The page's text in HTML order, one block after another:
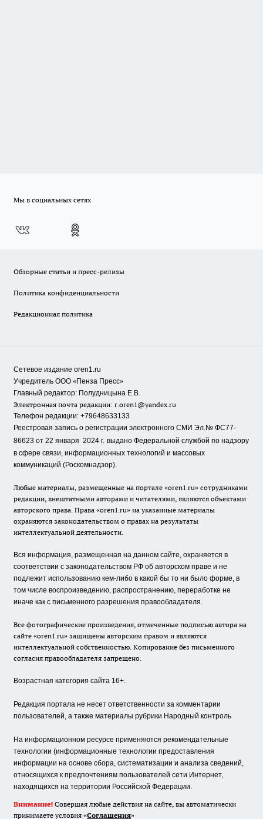
Мы в социальных сетях
Обзорные статьи и пресс-релизы
Политика конфиденциальности
Редакционная политика
Сетевое издание oren1.ru
Учредитель ООО «Пенза Пресс»
Главный редактор: Полудницына Е.В.
Электронная почта редакции: r.oren1@yandex.ru
Телефон редакции: +79648633133
Реестровая запись о регистрации электронного СМИ Эл.№ ФС77-
86623 от 22 января 2024 г. выдано Федеральной службой по надзору
в сфере связи, информационных технологий и массовых
коммуникаций (Роскомнадзор).
Любые материалы, размещенные на портале «oren1.ru» сотрудниками
редакции, внештатными авторами и читателями, являются объектами
авторского права. Права «oren1.ru» на указанные материалы
охраняются законодательством о правах на результаты
интеллектуальной деятельности.
Вся информация, размещенная на данном сайте, охраняется в
соответствии с законодательством РФ об авторском праве и не
подлежит использованию кем-либо в какой бы то ни было форме, в
том числе воспроизведению, распространению, переработке не
иначе как с письменного разрешения правообладателя.
Все фотографические произведения, отмеченные подписью автора на
сайте «oren1.ru» защищены авторским правом и являются
интеллектуальной собственностью. Копирование без письменного
согласия правообладателя запрещено.
Возрастная категория сайта 16+.
Редакция портала не несет ответственности за комментарии
пользователей, а также материалы рубрики Народный контроль
На информационном ресурсе применяются рекомендательные
технологии (информационные технологии предоставления
информации на основе сбора, систематизации и анализа сведений,
относящихся к предпочтениям пользователей сети Интернет,
находящихся на территории Российской Федерации.
Внимание! Совершая любые действия на сайте, вы автоматически
принимаете условия «Cоглашения»